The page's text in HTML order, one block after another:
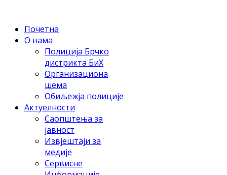
Почетна
О нама
Полиција Брчко
дистрикта БиХ
Организациона
шема
Обиљежја полиције
Актуелности
Саопштења за
јавност
Извјештаји за
медије
Сервисне